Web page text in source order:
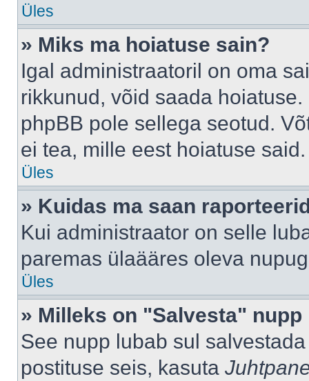
Üles
» Miks ma hoiatuse sain?
Igal administraatoril on oma
rikkunud, võid saada
phpBB pole sellega seotud.
ei tea, mille eest hoiatuse said.
Üles
» Kuidas ma saan
Kui administraator on selle
paremas ülaääres oleva
Üles
» Milleks on "Salvesta"
See nupp lubab sul
postituse seis, kasuta